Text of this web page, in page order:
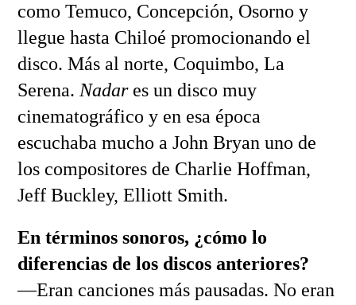
como Temuco, Concepción, Osorno y
llegue hasta Chiloé promocionando el
disco. Más al norte, Coquimbo, La
Serena. Nadares un disco muy
cinematográfico y en esa época
escuchaba mucho a John Bryan uno de
los compositores de Charlie Hoffman,
Jeff Buckley, Elliott Smith.
En términos sonoros, ¿cómo lo
diferencias de los discos anteriores?
—Eran canciones más pausadas. No eran